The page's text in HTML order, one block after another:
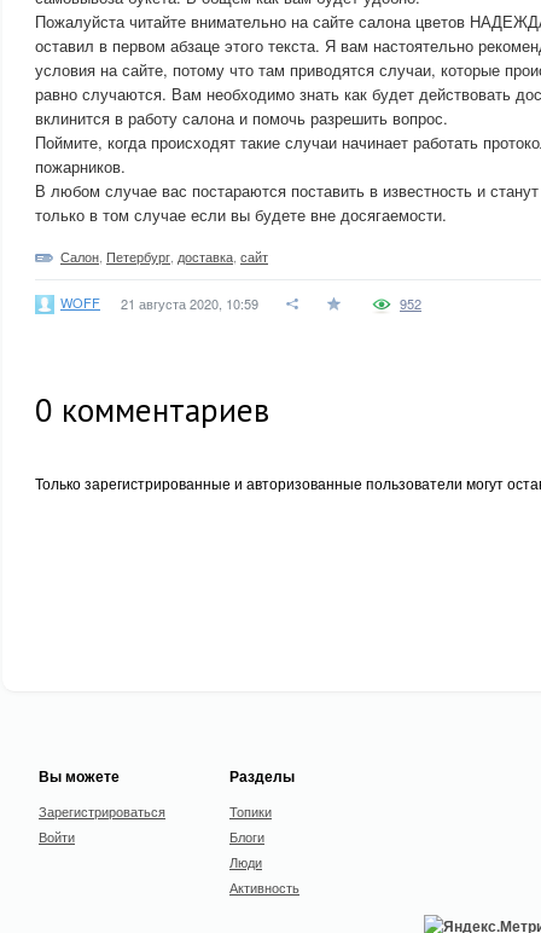
Пожалуйста читайте внимательно на сайте салона цветов
оставил в первом абзаце этого текста. Я вам настоятельно
условия на сайте, потому что там приводятся случаи, которые
равно случаются. Вам необходимо знать как будет действовать
вклинится в работу салона и помочь разрешить вопрос.
Поймите, когда происходят такие случаи начинает работать
пожарников.
В любом случае вас постараются поставить в известность и
только в том случае если вы будете вне досягаемости.
Салон Петербург доставка сайт
WOFF 21 августа 2020, 10:59 952
0 комментариев
Только зарегистрированные и авторизованные пользователи могут
Вы можете
Зарегистрироваться
Войти
Разделы
Топики
Блоги
Люди
Активность